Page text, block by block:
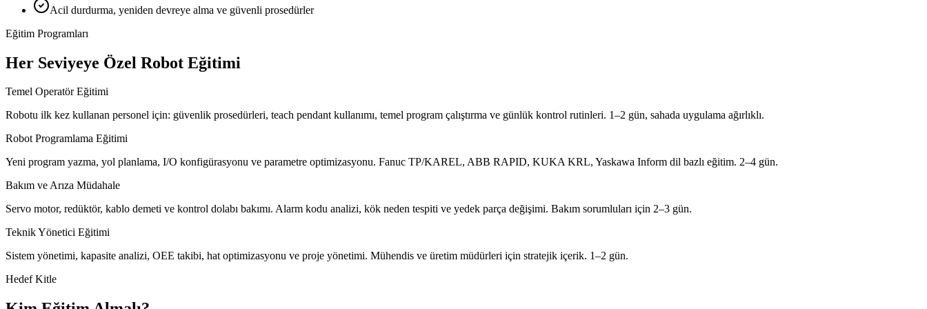
Acil durdurma, yeniden devreye alma ve güvenli prosedürler
Eğitim Programları
Her Seviyeye Özel Robot Eğitimi
Temel Operatör Eğitimi
Robotu ilk kez kullanan personel için: güvenlik prosedürleri, teach pendant kullanımı, temel program çalıştırma ve günlük kontrol rutinleri. 1–2 gün, sahada uygulama ağırlıklı.
Robot Programlama Eğitimi
Yeni program yazma, yol planlama, I/O konfigürasyonu ve parametre optimizasyonu. Fanuc TP/KAREL, ABB RAPID, KUKA KRL, Yaskawa Inform dil bazlı eğitim. 2–4 gün.
Bakım ve Arıza Müdahale
Servo motor, redüktör, kablo demeti ve kontrol dolabı bakımı. Alarm kodu analizi, kök neden tespiti ve yedek parça değişimi. Bakım sorumluları için 2–3 gün.
Teknik Yönetici Eğitimi
Sistem yönetimi, kapasite analizi, OEE takibi, hat optimizasyonu ve proje yönetimi. Mühendis ve üretim müdürleri için stratejik içerik. 1–2 gün.
Hedef Kitle